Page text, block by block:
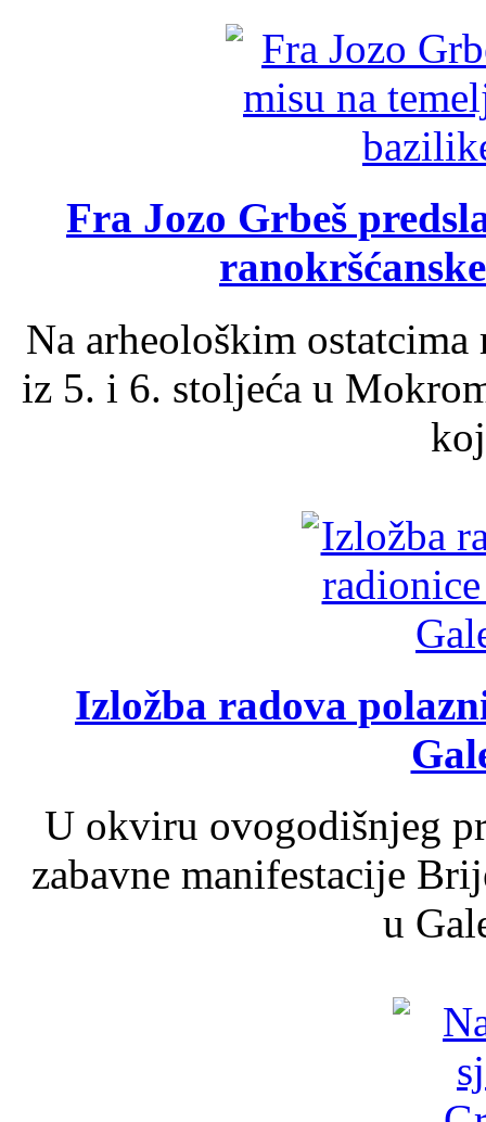
Fra Jozo Grbeš
Na arheološkim
iz 5. i 6. stoljeća u
Izložba radova
U okviru ovogodišnjeg
zabavne manifestacije
u